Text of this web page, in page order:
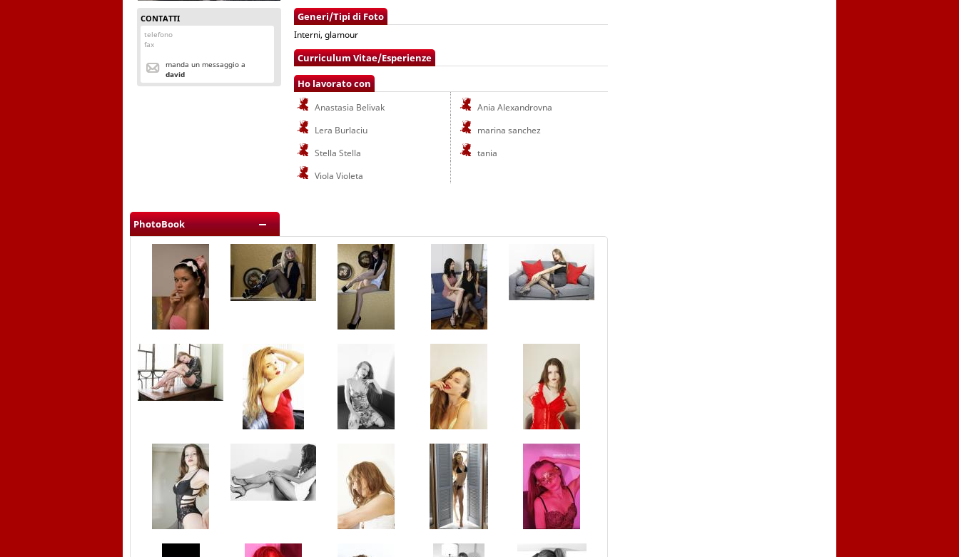
CONTATTI
telefono
fax
manda un messaggio a
david
Generi/Tipi di Foto
Interni, glamour
Curriculum Vitae/Esperienze
Ho lavorato con
Anastasia Belivak
Ania Alexandrovna
Lera Burlaciu
marina sanchez
Stella Stella
tania
Viola Violeta
PhotoBook